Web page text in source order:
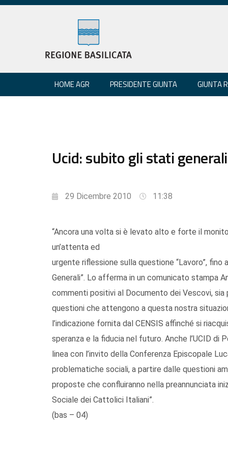
HOME AGR PRESIDENTE GIUNTA GIUNTA
Ucid: subito gli stati
29 Dicembre 2010 11:38
“Ancora una volta si è levato alto e forte il
un’attenta ed
urgente riflessione sulla questione “Lavoro”,
Generali”. Lo afferma in un comunicato stampa
commenti positivi al Documento dei Vescovi,
questioni che attengono a questa nostra
l’indicazione fornita dal CENSIS affinché si
speranza e la fiducia nel futuro. Anche l’UCID di
linea con l’invito della Conferenza Episcopale
problematiche sociali, a partire dalle questioni
proposte che confluiranno nella preannunciata
Sociale dei Cattolici Italiani”.
(bas – 04)